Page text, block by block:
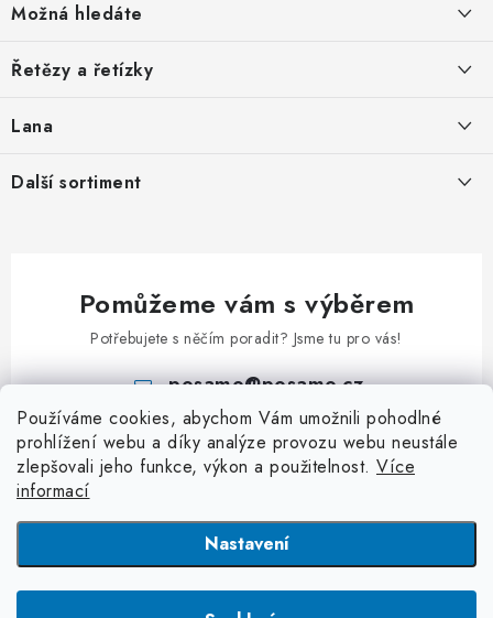
Používáme cookies, abychom Vám umožnili pohodlné
prohlížení webu a díky analýze provozu webu neustále
zlepšovali jeho funkce, výkon a použitelnost. Více
informací
Nastavení
p
a
Možná hledáte
O nás
Obchodní podmínky
Řetězy a řetízky
Ozdobné řetězy
Kroucené řetězy
Jednoduché řetězy
Dvojité řetězy
Dopravníkové řetězy
Plastové řetězy
Lana
Ocelová pozinkovaná lana
Příslušenství k lanům
Další sortiment
Klíčové kroužky
S - Háčky
Třmeny a závěsná oka
Závlačky
Dopravníkové řetězy
Pomůžeme vám s výběrem
Potřebujete s něčím poradit? Jsme tu pro vás!
posamo@posamo.cz
+420 466 681 228
Copyright 2026PÖSAMO Řetězárna. Všechna práva vyhrazena.Upravit
nastavení cookies